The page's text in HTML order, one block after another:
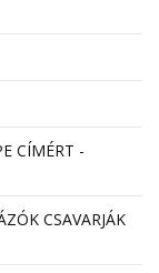
CÍMÉRT -
CSAVARJÁK